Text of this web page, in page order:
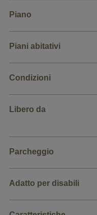
Piano
Piani abitativi
Condizioni
Libero da
Parcheggio
Adatto per disabili